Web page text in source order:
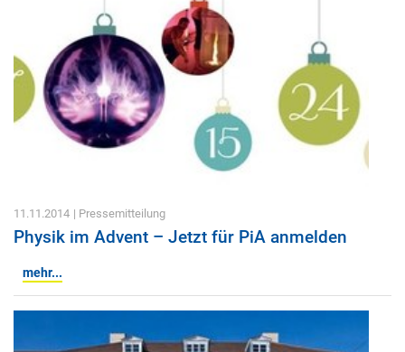
11.11.2014 | Pressemitteilung
Physik im Advent – Jetzt für PiA anmelden
mehr...